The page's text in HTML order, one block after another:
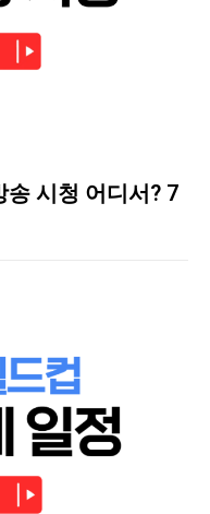
송 시청 어디서? 7